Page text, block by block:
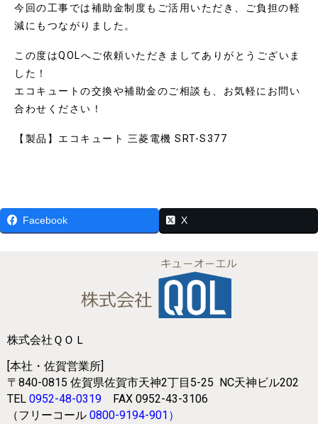
今回の工事では補助金制度もご活用いただき、ご負担の軽
減にもつながりました。
この度はQOLへご依頼いただきましてありがとうございま
した！
エコキュートの交換や補助金のご相談も、お気軽にお問い
合わせください！
【製品】エコキュート 三菱電機 SRT-S377
Facebook X
株式会社ＱＯＬ
[本社・佐賀営業所]
〒840-0815 佐賀県佐賀市天神2丁目5-25 NC天神ビル202
TEL 0952-48-0319
FAX 0952-43-3106
（フリーコール 0800-9194-901 ）